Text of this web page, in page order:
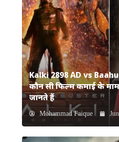
Kalki 2898 AD vs
कौन सी फिल्म कमाई के
जानते हैं
Mohammad Faique